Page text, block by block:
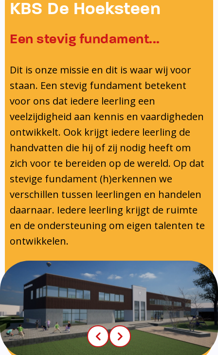
Onderwijsinspectie
KBS De Hoeksteen
Een stevig fundament...
Dit is onze missie en dit is waar wij voor
staan. Een stevig fundament betekent
voor ons dat iedere leerling een
veelzijdigheid aan kennis en vaardigheden
ontwikkelt. Ook krijgt iedere leerling de
handvatten die hij of zij nodig heeft om
zich voor te bereiden op de wereld. Op dat
stevige fundament (h)erkennen we
verschillen tussen leerlingen en handelen
daarnaar. Iedere leerling krijgt de ruimte
en de ondersteuning om eigen talenten te
ontwikkelen.